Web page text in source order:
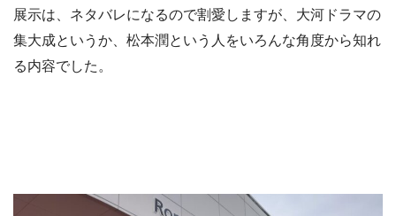
展示は、ネタバレになるので割愛しますが、大河ドラマの
集大成というか、松本潤という人をいろんな角度から知れ
る内容でした。